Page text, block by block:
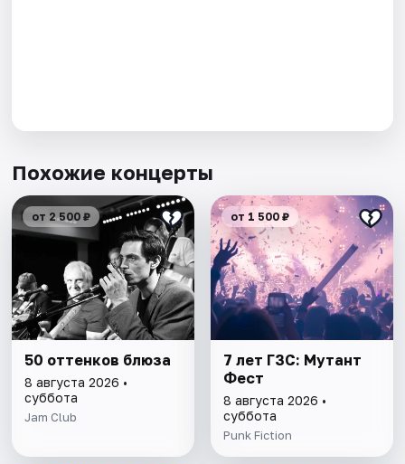
Похожие концерты
от 2 500 ₽
50 оттенков блюза
8 августа 2026 •
суббота
Jam Club
от 1 500 ₽
7 лет ГЗС: Мутант
Фест
8 августа 2026 •
суббота
Punk Fiction